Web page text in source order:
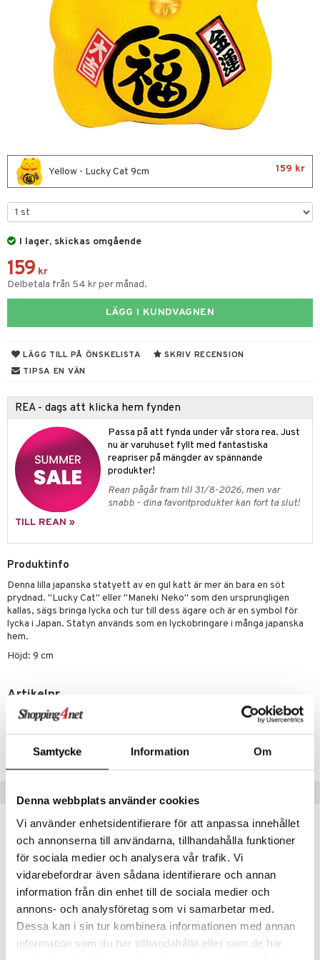
Samtycke Information Om
Denna webbplats använder cookies
Vi använder enhetsidentifierare för att anpassa innehållet
och annonserna till användarna, tillhandahålla funktioner
för sociala medier och analysera vår trafik. Vi
vidarebefordrar även sådana identifierare och annan
information från din enhet till de sociala medier och
annons- och analysföretag som vi samarbetar med.
Dessa kan i sin tur kombinera informationen med annan
information som du har tillhandahållit eller som de har
Yellow - Lucky Cat 9cm 159 kr
I lager, skickas omgående
159 kr
Delbetala från 54 kr per månad.
LÄGG I KUNDVAGNEN
LÄGG TILL PÅ ÖNSKELISTA
SKRIV RECENSION
TIPSA EN VÄN
REA - dags att klicka hem fynden
Passa på att fynda under vår stora rea. Just
nu är varuhuset fyllt med fantastiska
reapriser på mängder av spännande
produkter!
Rean pågår fram till 31/8-2026, men var
snabb - dina favoritprodukter kan fort ta slut!
TILL REAN »
Produktinfo
Denna lilla japanska statyett av en gul katt är mer än bara en söt
prydnad. "Lucky Cat" eller "Maneki Neko" som den ursprungligen
kallas, sägs bringa lycka och tur till dess ägare och är en symbol för
lycka i Japan. Statyn används som en lyckobringare i många japanska
hem.
Höjd: 9 cm
Artikelnr
ITJ41-1-8O
Lägsta pris senaste 30 dagarna: 159 kr
Finns i flera varianter
& Korgar
& Skulpturer
Doftspridare
& Hyllor
& Krokar
& Ljusstakar
& Städning
& Cocktailglas
& Avecglas
& Cognacglas
Kastruller
Te & Espresso
& Elvispar
maskiner
Karaffer
och Brynen
& Grönsaksknivar
/ Outdoor
tallrikar
Bakformar
& Skålar
& Täcken
& Örngott
& Täcken
& Matare
insektsskydd
svar